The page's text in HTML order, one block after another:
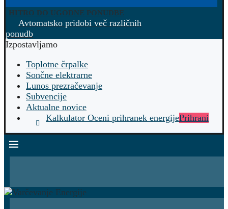
HITRO DO UGODNE PONUDBE
Avtomatsko pridobi več različnih
ponudb
Izpostavljamo
Toplotne črpalke
Sončne elektrarne
Lunos prezračevanje
Subvencije
Aktualne novice
Kalkulator Oceni prihranek energijePrihrani